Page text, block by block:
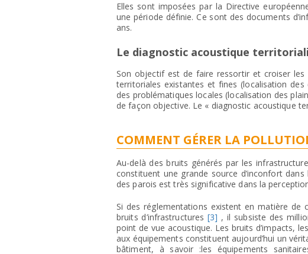
Elles sont imposées par la Directive
une période définie. Ce sont des documents
ans.
Le diagnostic acoustique
Son objectif est de faire ressortir et croiser
territoriales existantes et fines (localisation
des problématiques locales (localisation des
de façon objective. Le « diagnostic acoustique
COMMENT GÉRER LA
Au-delà des bruits générés par les
constituent une grande source d’inconfort
des parois est très significative dans la
Si des réglementations existent en matière
bruits d’infrastructures[3] , il subsiste des
point de vue acoustique. Les bruits d’impacts,
aux équipements constituent aujourd’hui un
bâtiment, à savoir :les équipements